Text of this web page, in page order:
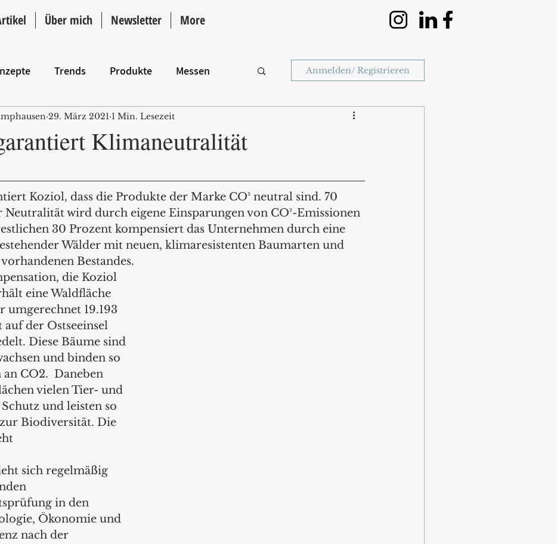
Über mich Newsletter More
Trends Produkte Messen
Intro
Anmelden/ Registrieren
Klimaneutralität
29. März 2021 1 Min. Lesezeit
Koziol, dass die Produkte der Marke CO² neutral sind. 70
Neutralität wird durch eigene Einsparungen von CO²-Emissionen
30 Prozent kompensiert das Unternehmen durch eine
Wälder mit neuen, klimaresistenten Baumarten und
Bestandes.
die Koziol
eine Waldfläche
umgerechnet 19.193
auf der Ostseeinsel
Diese Bäume sind
und binden so
CO2.  Daneben
vielen Tier- und
und leisten so
Biodiversität. Die
sich regelmäßig
in den
Ökonomie und
nach der